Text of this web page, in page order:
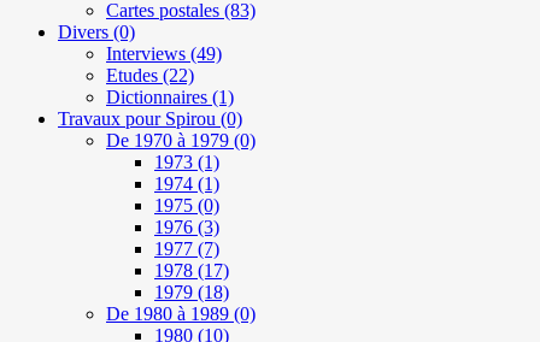
Cartes postales (83)
Divers (0)
Interviews (49)
Etudes (22)
Dictionnaires (1)
Travaux pour Spirou (0)
De 1970 à 1979 (0)
1973 (1)
1974 (1)
1975 (0)
1976 (3)
1977 (7)
1978 (17)
1979 (18)
De 1980 à 1989 (0)
1980 (10)